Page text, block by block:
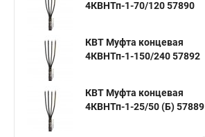
4КВНТп-1-70/120 57890
КВТ Муфта концевая
4КВНТп-1-150/240 57892
КВТ Муфта концевая
4КВНТп-1-25/50 (Б) 57889